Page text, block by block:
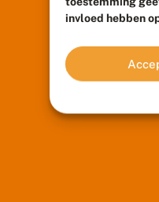
invloed hebben